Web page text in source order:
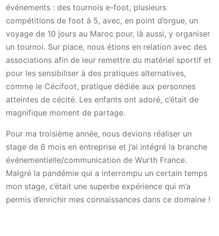
événements : des tournois e-foot, plusieurs
compétitions de foot à 5, avec, en point d’orgue, un
voyage de 10 jours au Maroc pour, là aussi, y organiser
un tournoi. Sur place, nous étions en relation avec des
associations afin de leur remettre du matériel sportif et
pour les sensibiliser à des pratiques alternatives,
comme le Cécifoot, pratique dédiée aux personnes
atteintes de cécité. Les enfants ont adoré, c’était de
magnifique moment de partage.
Pour ma troisième année, nous devions réaliser un
stage de 6 mois en entreprise et j’ai intégré la branche
événementielle/communication de Wurth France.
Malgré la pandémie qui a interrompu un certain temps
mon stage, c’était une superbe expérience qui m’a
permis d’enrichir mes connaissances dans ce domaine !